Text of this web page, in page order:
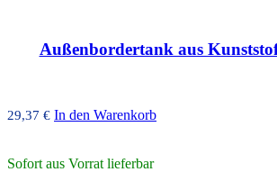
Außenbordertank aus
29,37 € In den Warenkorb
Sofort aus Vorrat lieferbar